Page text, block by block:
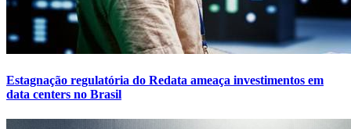
Estagnação regulatória do Redata ameaça investimentos em
data centers no Brasil